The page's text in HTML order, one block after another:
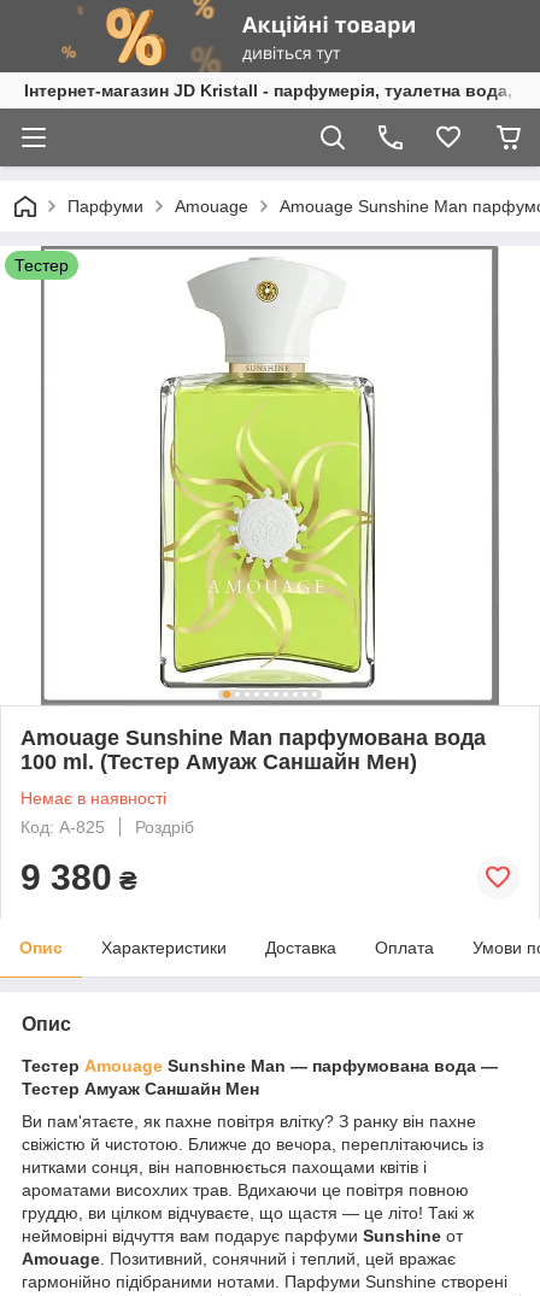
Інтернет-магазин JD Kristall - парфумерія, туалетна вода,
Парфуми Amouage Amouage Sunshine Man
Тестер
Amouage Sunshine Man парфумована вода
100 ml. (Тестер Амуаж Саншайн Мен)
Немає в наявності
Код: A-825
Роздріб
9 380 ₴
Опис Характеристики Доставка Оплата Умови
Опис
Тестер Amouage Sunshine Man ― парфумована вода —
Тестер Амуаж Саншайн Мен
Ви пам'ятаєте, як пахне повітря влітку? З ранку він пахне
свіжістю й чистотою. Ближче до вечора, переплітаючись із
нитками сонця, він наповнюється пахощами квітів і
ароматами висохлих трав. Вдихаючи це повітря повною
груддю, ви цілком відчуваєте, що щастя — це літо! Такі ж
неймовірні відчуття вам подарує парфуми Sunshine от
Amouage . Позитивний, сонячний і теплий, цей вражає
гармонійно підібраними нотами. Парфуми Sunshine створені